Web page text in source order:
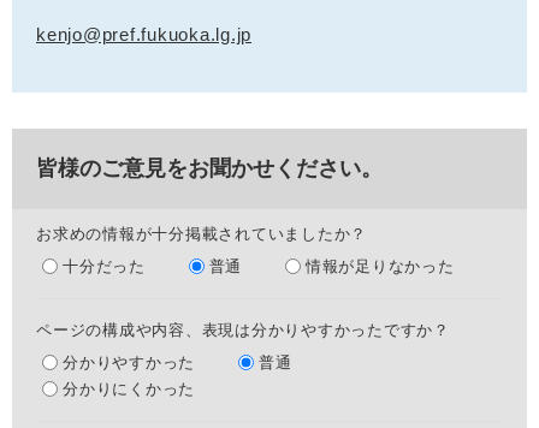
kenjo@pref.fukuoka.lg.jp
皆様のご意見をお聞かせください。
お求めの情報が十分掲載されていましたか？
十分だった
普通 情報が足りなかった
ページの構成や内容、表現は分かりやすかったですか？
分かりやすかった
普通
分かりにくかった